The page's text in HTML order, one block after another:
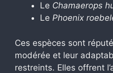
Le Chamaerops
Le Phoenix
Ces espèces sont
modérée et leur
restreints. Elles offrent